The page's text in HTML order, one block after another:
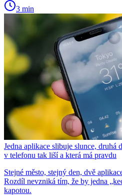
3 min
Jedna aplikace slibuje slunce, druhá
v telefonu tak liší a která má pravdu
Stejné město, stejný den, dvě
Rozdíl nevzniká tím, že by jedna
kapotou.